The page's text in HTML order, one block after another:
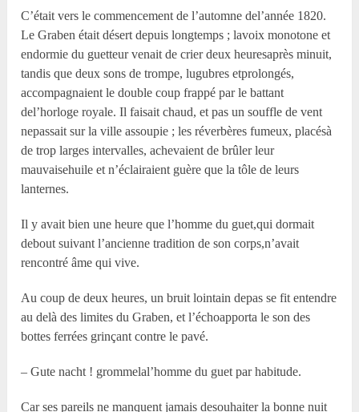
C’était vers le commencement de l’automne del’année 1820.
Le Graben était désert depuis longtemps ; lavoix monotone et
endormie du guetteur venait de crier deux heuresaprès minuit,
tandis que deux sons de trompe, lugubres etprolongés,
accompagnaient le double coup frappé par le battant
del’horloge royale. Il faisait chaud, et pas un souffle de vent
nepassait sur la ville assoupie ; les réverbères fumeux, placésà
de trop larges intervalles, achevaient de brûler leur
mauvaisehuile et n’éclairaient guère que la tôle de leurs
lanternes.
Il y avait bien une heure que l’homme du guet,qui dormait
debout suivant l’ancienne tradition de son corps,n’avait
rencontré âme qui vive.
Au coup de deux heures, un bruit lointain depas se fit entendre
au delà des limites du Graben, et l’échoapporta le son des
bottes ferrées grinçant contre le pavé.
– Gute nacht ! grommelal’homme du guet par habitude.
Car ses pareils ne manquent jamais desouhaiter la bonne nuit